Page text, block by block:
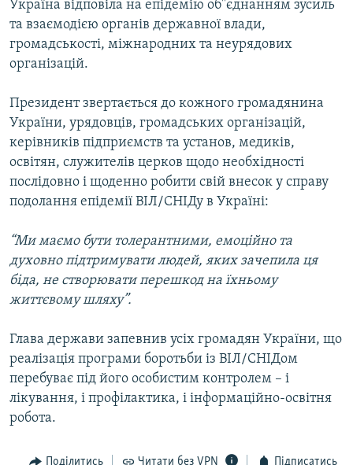
Україна відповіла на епідемію об''єднанням зусиль
та взаємодією органів державної влади,
громадськості, міжнародних та неурядових
організацій.
Президент звертається до кожного громадянина
України, урядовців, громадських організацій,
керівників підприємств та установ, медиків,
освітян, служителів церков щодо необхідності
послідовно і щоденно робити свій внесок у справу
подолання епідемії ВІЛ/СНІДу в Україні:
“Ми маємо бути толерантними, емоційно та
духовно підтримувати людей, яких зачепила ця
біда, не створювати перешкод на їхньому
життєвому шляху”.
Глава держави запевнив усіх громадян України, що
реалізація програми боротьби із ВІЛ/СНІДом
перебуває під його особистим контролем – і
лікування, і профілактика, і інформаційно-освітня
робота.
Поділитись Читати без VPN Підписатись